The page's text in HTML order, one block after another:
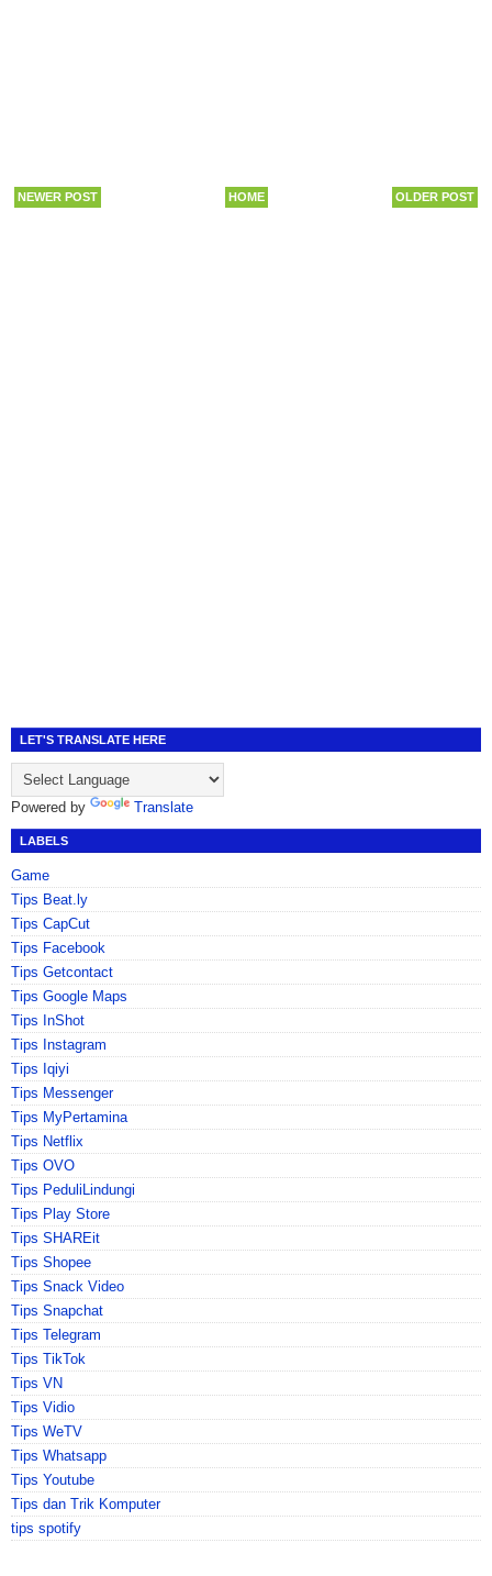
NEWER POST OLDER POST
HOME
LET'S TRANSLATE HERE
Powered by Translate
LABELS
Game
Tips Beat.ly
Tips CapCut
Tips Facebook
Tips Getcontact
Tips Google Maps
Tips InShot
Tips Instagram
Tips Iqiyi
Tips Messenger
Tips MyPertamina
Tips Netflix
Tips OVO
Tips PeduliLindungi
Tips Play Store
Tips SHAREit
Tips Shopee
Tips Snack Video
Tips Snapchat
Tips Telegram
Tips TikTok
Tips VN
Tips Vidio
Tips WeTV
Tips Whatsapp
Tips Youtube
Tips dan Trik Komputer
tips spotify